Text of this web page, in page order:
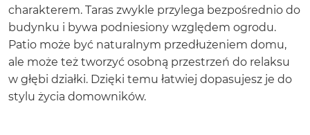
charakterem. Taras zwykle przylega bezpośrednio do
budynku i bywa podniesiony względem ogrodu.
Patio może być naturalnym przedłużeniem domu,
ale może też tworzyć osobną przestrzeń do relaksu
w głębi działki. Dzięki temu łatwiej dopasujesz je do
stylu życia domowników.